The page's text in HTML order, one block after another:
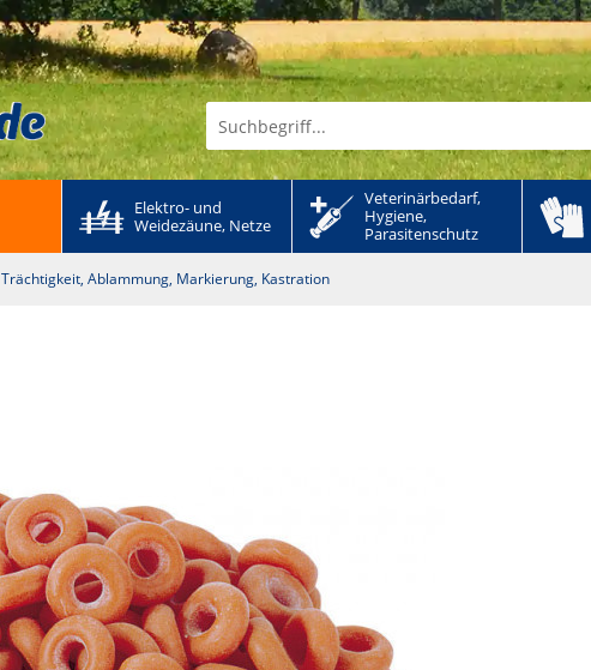
Elektro- und
Weidezäune, Netze
Veterinärbedarf,
Hygiene,
Parasitenschutz
Trächtigkeit, Ablammung, Markierung, Kastration